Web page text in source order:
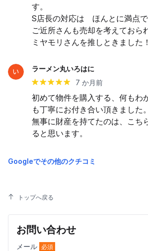
す。
S店長の対応は　ほんとに満点で
ご近所さんも売却を考えておら
ミヤモリさんを推しときました！
ラーメン丸いろはに
7 か月前
初めて物件を購入する、何もわ
も丁寧にお付き合い頂きました。
無事に財産を持てたのは、こち
ると思います。
Googleでその他のクチコミ
トップへ戻る
お問い合わせ
メール 必須